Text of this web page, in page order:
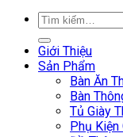
Giới Thiệu
Sản Phẩm
Bàn Ăn
Bàn
Tủ Giày
Phụ